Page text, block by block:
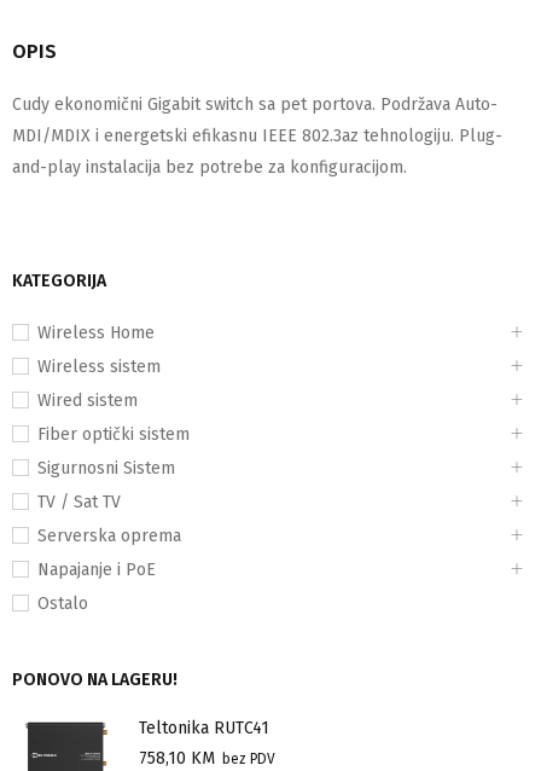
KATEGORIJA
Wireless Home
Wireless sistem
Wired sistem
Fiber optički sistem
Sigurnosni Sistem
TV / Sat TV
Serverska oprema
Napajanje i PoE
Ostalo
PONOVO NA LAGERU!
Teltonika RUTC41
758,10 KM bez PDV
OPIS
Cudy ekonomični Gigabit switch sa pet portova. Podržava Auto-
MDI/MDIX i energetski efikasnu IEEE 802.3az tehnologiju. Plug-
and-play instalacija bez potrebe za konfiguracijom.